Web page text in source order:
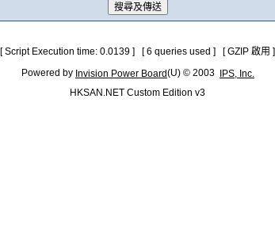
[ Script Execution time: 0.0139 ] [ 6 queries used ] [ GZIP 啟用 ]
Powered by Invision Power Board(U) © 2003
IPS, Inc.
HKSAN.NET Custom Edition v3